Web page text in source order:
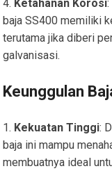
Ketahanan Korosi
baja SS400 memiliki
terutama jika diberi
galvanisasi.
Keunggulan
Kekuatan Tinggi:
baja ini mampu
membuatnya ideal